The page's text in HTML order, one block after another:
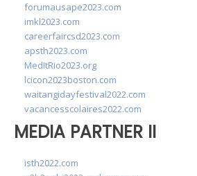
forumausape2023.com
imkl2023.com
careerfaircsd2023.com
apsth2023.com
MedItRio2023.org
lcicon2023boston.com
waitangidayfestival2022.com
vacancesscolaires2022.com
MEDIA PARTNER II
isth2022.com